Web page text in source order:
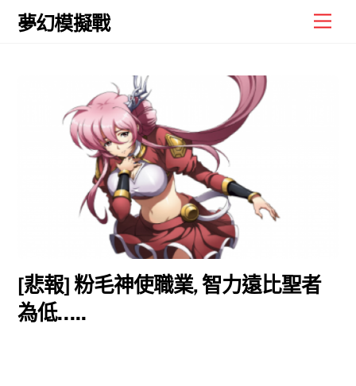
Skip
夢幻模擬戰
[悲報] 粉毛神使職業, 智力遠比聖者
為低…..